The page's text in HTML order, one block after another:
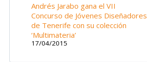
Andrés Jarabo gana el VII
Concurso de Jóvenes Diseñadores
de Tenerife con su colección
‘Multimateria’
17/04/2015